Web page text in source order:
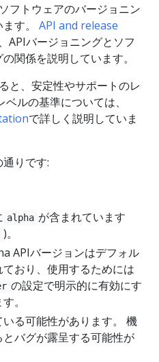
フトウェアのバージョニン
す。 API and release
APIバージョニングとソフ
関係を説明しています。
と、安定性やサポートのレ
ルの基準については、
で詳しく説明していま
りです:
alpha が含まれています
)。
APIバージョンはデフォル
ており、使用するためには
の設定で明示的に有効にす
。
る可能性があります。 機
バグが露呈する可能性が